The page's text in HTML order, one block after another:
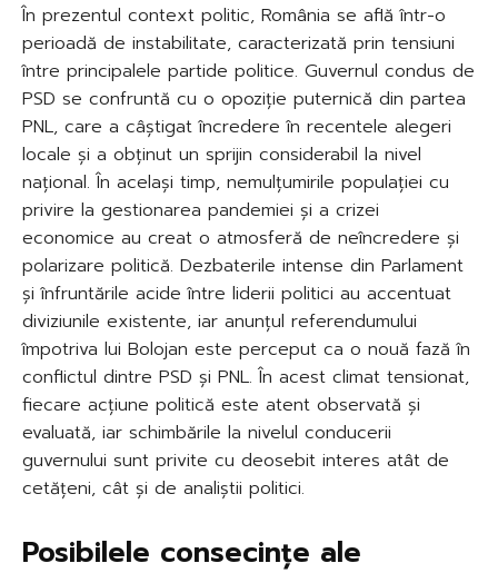
În prezentul context politic, România se află într-o
perioadă de instabilitate, caracterizată prin tensiuni
între principalele partide politice. Guvernul condus de
PSD se confruntă cu o opoziție puternică din partea
PNL, care a câștigat încredere în recentele alegeri
locale și a obținut un sprijin considerabil la nivel
național. În același timp, nemulțumirile populației cu
privire la gestionarea pandemiei și a crizei
economice au creat o atmosferă de neîncredere și
polarizare politică. Dezbaterile intense din Parlament
și înfruntările acide între liderii politici au accentuat
diviziunile existente, iar anunțul referendumului
împotriva lui Bolojan este perceput ca o nouă fază în
conflictul dintre PSD și PNL. În acest climat tensionat,
fiecare acțiune politică este atent observată și
evaluată, iar schimbările la nivelul conducerii
guvernului sunt privite cu deosebit interes atât de
cetățeni, cât și de analiștii politici.
Posibilele consecințe ale